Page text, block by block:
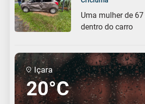
Uma mulher de
dentro do carro
Içara
20°C